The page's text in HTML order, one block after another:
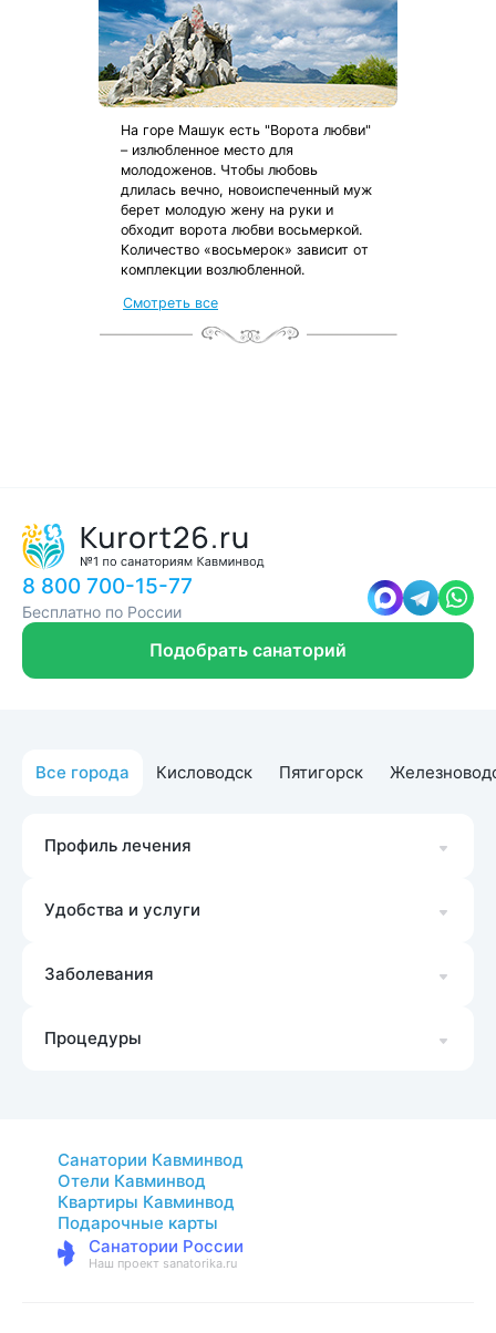
На горе Машук есть "Ворота любви"
– излюбленное место для
молодоженов. Чтобы любовь
длилась вечно, новоиспеченный муж
берет молодую жену на руки и
обходит ворота любви восьмеркой.
Количество «восьмерок» зависит от
комплекции возлюбленной.
Смотреть все
8 800 700-15-77
Бесплатно по России
Подобрать санаторий
Все города Кисловодск Пятигорск
Профиль лечения
Удобства и услуги
Заболевания
Процедуры
Санатории Кавминвод
Отели Кавминвод
Квартиры Кавминвод
Подарочные карты
Санатории России
Наш проект sanatorika.ru